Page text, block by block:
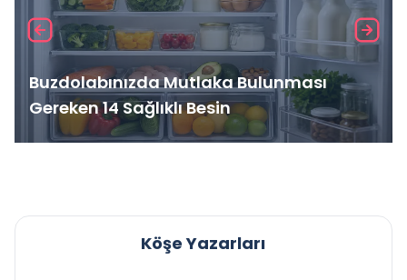
Buzdolabınızda Mutlaka Bulunması
Gereken 14 Sağlıklı Besin
Köşe Yazarları